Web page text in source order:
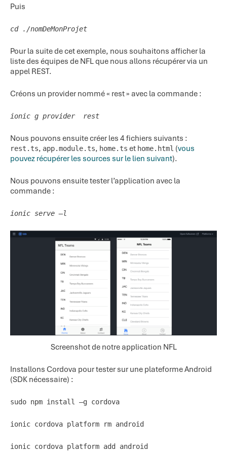
Puis
cd ./nomDeMonProjet
Pour la suite de cet exemple, nous souhaitons afficher la
liste des équipes de NFL que nous allons récupérer via un
appel REST.
Créons un provider nommé « rest » avec la commande :
ionic g provider rest
Nous pouvons ensuite créer les 4 fichiers suivants :
rest.ts, app.module.ts, home.ts et home.html (vous
pouvez récupérer les sources sur le lien suivant).
Nous pouvons ensuite tester l’application avec la
commande :
ionic serve –l
Screenshot de notre application NFL
Installons Cordova pour tester sur une plateforme Android
(SDK nécessaire) :
sudo npm install –g cordova
ionic cordova platform rm android
ionic cordova platform add android